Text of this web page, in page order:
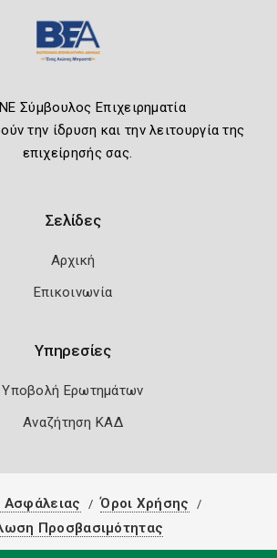
Σύμβουλος Επιχειρηματία
την ίδρυση και την λειτουργία της
επιχείρησής σας.
Σελίδες
Αρχική
Επικοινωνία
Υπηρεσίες
Υποβολή Ερωτημάτων
Αναζήτηση ΚΑΔ
Ασφάλειας
Όροι Χρήσης
Προσβασιμότητας